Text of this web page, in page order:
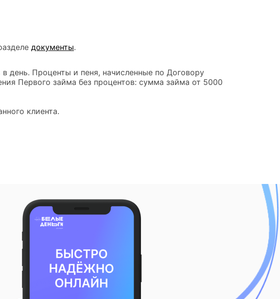
документы.
день. Проценты и пеня, начисленные по Договору
Первого займа без процентов: сумма займа от 5000
клиента.